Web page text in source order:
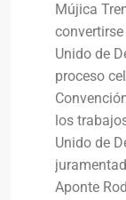
Mújica
Unido de
proceso
los
Unido de
Aponte